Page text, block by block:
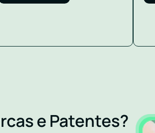
e Patentes?